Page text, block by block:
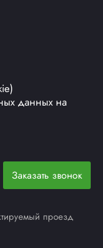
данных на
Заказать звонок
проезд